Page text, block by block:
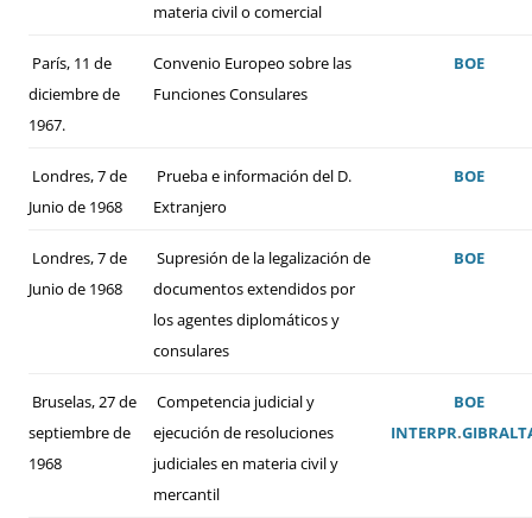
materia civil o comercial
París, 11 de
diciembre de
1967.
Convenio Europeo sobre las
Funciones Consulares
BOE
Londres, 7 de
Junio de 1968
Prueba e información del D.
Extranjero
BOE
Londres, 7 de
Junio de 1968
Supresión de la legalización de
documentos extendidos por
los agentes diplomáticos y
consulares
BOE
Bruselas, 27 de
septiembre de
1968
Competencia judicial y
ejecución de resoluciones
judiciales en materia civil y
mercantil
BOE
INTERPR.